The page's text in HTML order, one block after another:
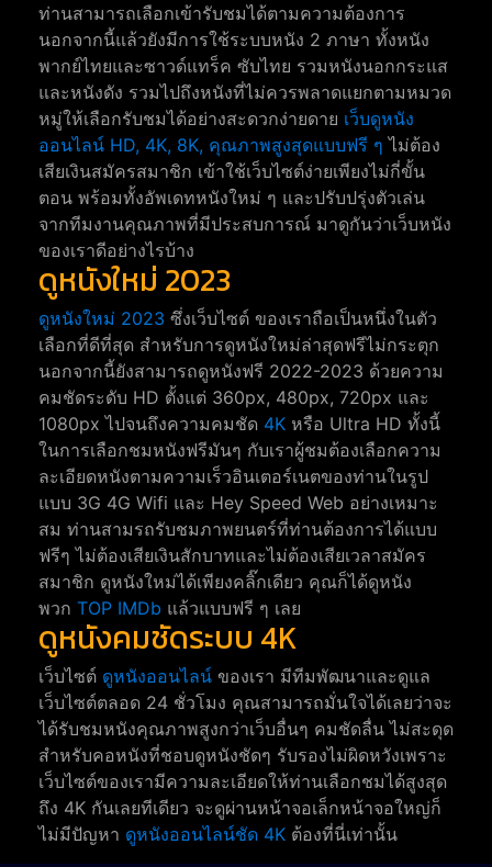
ท่านสามารถเลือกเข้ารับชมได้ตามความต้องการ
นอกจากนี้แล้วยังมีการใช้ระบบหนัง 2 ภาษา ทั้งหนัง
พากย์ไทยและซาวด์แทร็ค ซับไทย รวมหนังนอกกระแส
และหนังดัง รวมไปถึงหนังที่ไม่ควรพลาดแยกตามหมวด
หมู่ให้เลือกรับชมได้อย่างสะดวกง่ายดาย เว็บดูหนัง
ออนไลน์ HD, 4K, 8K, คุณภาพสูงสุดแบบฟรี ๆ ไม่ต้อง
เสียเงินสมัครสมาชิก เข้าใช้เว็บไซต์ง่ายเพียงไม่กี่ขั้น
ตอน พร้อมทั้งอัพเดทหนังใหม่ ๆ และปรับปรุ่งตัวเล่น
จากทีมงานคุณภาพที่มีประสบการณ์ มาดูกันว่าเว็บหนัง
ของเราดีอย่างไรบ้าง
ดูหนังใหม่ 2023
ดูหนังใหม่ 2023 ซึ่งเว็บไซต์ ของเราถือเป็นหนึ่งในตัว
เลือกที่ดีที่สุด สำหรับการดูหนังใหม่ล่าสุดฟรีไม่กระตุก
นอกจากนี้ยังสามารถดูหนังฟรี 2022-2023 ด้วยความ
คมชัดระดับ HD ตั้งแต่ 360px, 480px, 720px และ
1080px ไปจนถึงความคมชัด 4K หรือ Ultra HD ทั้งนี้
ในการเลือกชมหนังฟรีมันๆ กับเราผู้ชมต้องเลือกความ
ละเอียดหนังตามความเร็วอินเตอร์เนตของท่านในรูป
แบบ 3G 4G Wifi และ Hey Speed Web อย่างเหมาะ
สม ท่านสามรถรับชมภาพยนตร์ที่ท่านต้องการได้แบบ
ฟรีๆ ไม่ต้องเสียเงินสักบาทและไม่ต้องเสียเวลาสมัคร
สมาชิก ดูหนังใหม่ได้เพียงคลิ๊กเดียว คุณก็ได้ดูหนัง
พวก TOP IMDb แล้วแบบฟรี ๆ เลย
ดูหนังคมชัดระบบ 4K
เว็บไซต์ ดูหนังออนไลน์ ของเรา มีทีมพัฒนาและดูแล
เว็บไซต์ตลอด 24 ชั่วโมง คุณสามารถมั่นใจได้เลยว่าจะ
ได้รับชมหนังคุณภาพสูงกว่าเว็บอื่นๆ คมชัดลื่น ไม่สะดุด
สำหรับคอหนังที่ชอบดูหนังชัดๆ รับรองไม่ผิดหวังเพราะ
เว็บไซต์ของเรามีความละเอียดให้ท่านเลือกชมได้สูงสุด
ถึง 4K กันเลยทีเดียว จะดูผ่านหน้าจอเล็กหน้าจอใหญ่ก็
ไม่มีปัญหา ดูหนังออนไลน์ชัด 4K ต้องที่นี่เท่านั้น